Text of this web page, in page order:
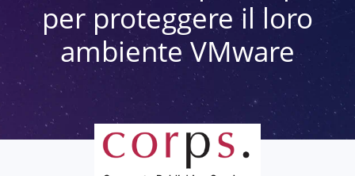
per proteggere il loro
ambiente VMware